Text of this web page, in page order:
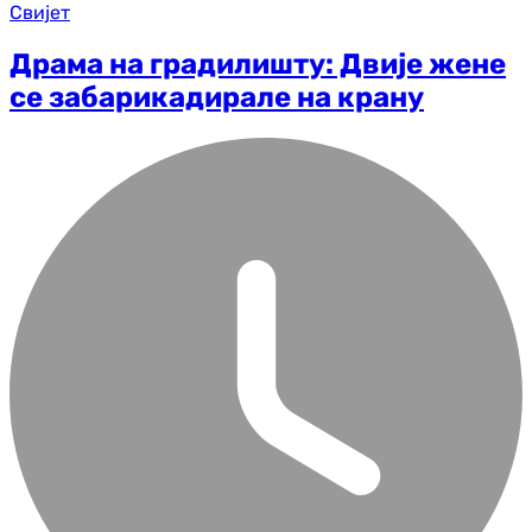
Свијет
Драма на градилишту: Двије жене
се забарикадирале на крану